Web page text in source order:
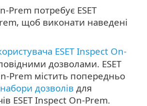
Prem потребує ESET
щоб виконати наведені
ESET Inspect On-
дозволами. ESET
Prem містить попередньо
набори дозволів для
ESET Inspect On-Prem.